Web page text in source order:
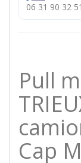
06 31 90 32 51
Pull
Cap